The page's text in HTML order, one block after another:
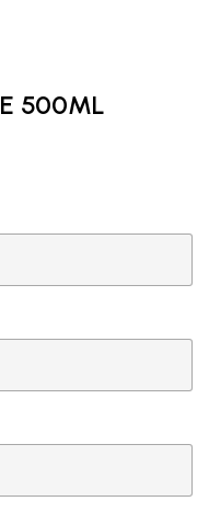
500ML